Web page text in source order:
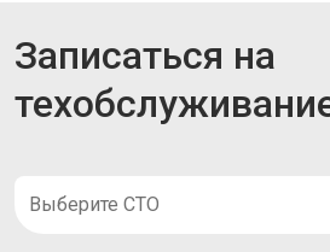
Записаться на